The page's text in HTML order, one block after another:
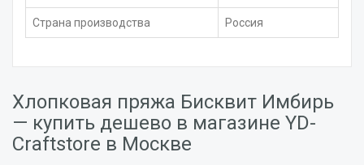
Страна производства Россия
Хлопковая пряжа Бисквит Имбирь
— купить дешево в магазине YD-
Craftstore в Москве